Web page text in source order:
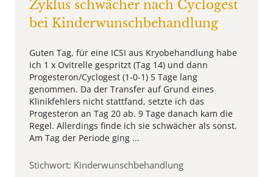
Zyklus schwächer nach Cyclogest
bei Kinderwunschbehandlung
Guten Tag, für eine ICSI aus Kryobehandlung habe
ich 1 x Ovitrelle gespritzt (Tag 14) und dann
Progesteron/Cyclogest (1-0-1) 5 Tage lang
genommen. Da der Transfer auf Grund eines
Klinikfehlers nicht stattfand, setzte ich das
Progesteron an Tag 20 ab. 9 Tage danach kam die
Regel. Allerdings finde ich sie schwächer als sonst.
Am Tag der Periode ging ...
Stichwort: Kinderwunschbehandlung